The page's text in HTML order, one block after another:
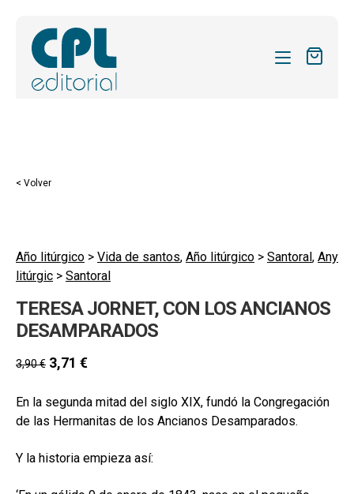
REVISTAS
el
ACTUALIDAD
menú
BLOG
el
CONTACTO
MI CUENTA
BUSCAR
CAT
ESP
< Volver
Año litúrgico > Vida de santos, Año litúrgico > Santoral, Any
litúrgic > Santoral
TERESA JORNET, CON LOS ANCIANOS
DESAMPARADOS
3,90€ 3,71 €
En la segunda mitad del siglo XIX, fundó la Congregación
de las Hermanitas de los Ancianos Desamparados.
Y la historia empieza así: